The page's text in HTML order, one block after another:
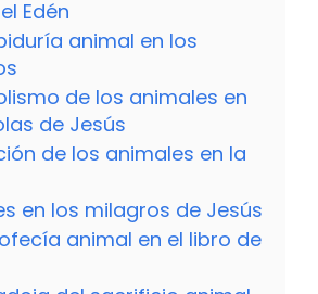
Edén
animal en los
de los animales en
de Jesús
de los animales en la
en los milagros de Jesús
animal en el libro de